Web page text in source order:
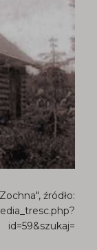
źródło:
id=59&szukaj=